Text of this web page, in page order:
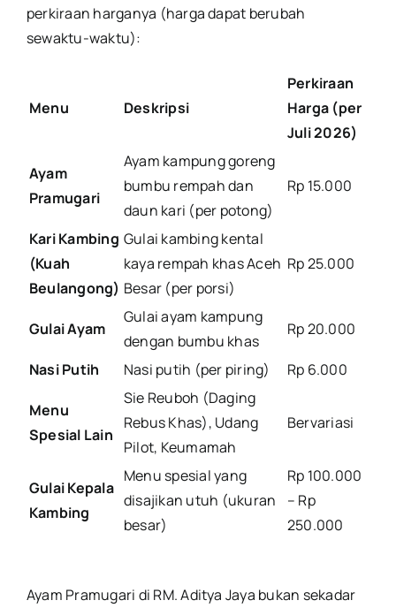
perkiraan harganya (harga dapat berubah
sewaktu-waktu):
Menu Deskripsi
Perkiraan
Harga (per
Juli 2026)
Ayam
Pramugari
Ayam kampung goreng
bumbu rempah dan
daun kari (per potong)
Rp 15.000
Kari Kambing
(Kuah
Beulangong)
Gulai kambing kental
kaya rempah khas Aceh
Besar (per porsi)
Rp 25.000
Gulai Ayam
Gulai ayam kampung
dengan bumbu khas
Rp 20.000
Nasi Putih Nasi putih (per piring) Rp 6.000
Menu
Spesial Lain
Sie Reuboh (Daging
Rebus Khas), Udang
Pilot, Keumamah
Bervariasi
Gulai Kepala
Kambing
Menu spesial yang
disajikan utuh (ukuran
besar)
Rp 100.000
– Rp
250.000
Ayam Pramugari di RM. Aditya Jaya bukan sekadar